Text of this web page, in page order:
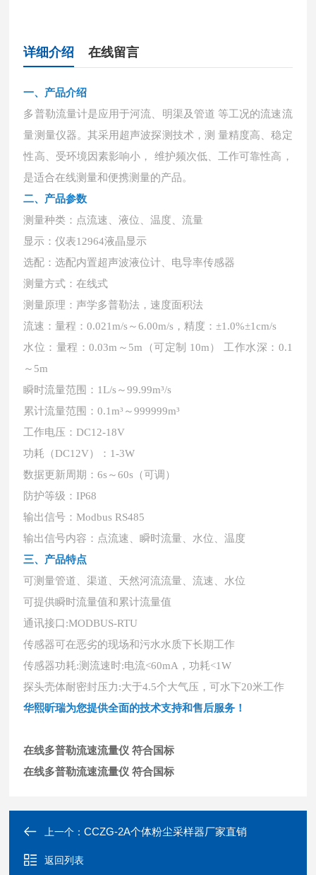
详细介绍 在线留言
一、产品介绍
多普勒流量计是应用于河流、明渠及管道 等工况的流速流
量测量仪器。其采用超声波探测技术，测 量精度高、稳定
性高、受环境因素影响小，
维护频次低、工作可靠性高，
是适合在线测量和便携测量的产品。
二、产品参数
测量种类：点流速、液位、温度、流量
显示：仪表12964液晶显示
选配：选配内置超声波液位计、电导率传感器
测量方式：在线式
测量原理：声学多普勒法，速度面积法
流速：量程：0.021m/s～6.00m/s，精度：±1.0%±1cm/s
水位：量程：0.03m～5m（可定制 10m） 工作水深：0.1
～5m
瞬时流量范围： 1L/s～99.99m³/s
累计流量范围：0.1m³～999999m³
工作电压：DC12-18V
功耗（DC12V）：1-3W
数据更新周期：6s～60s（可调）
防护等级： IP68
输出信号：Modbus RS485
输出信号内容：点流速、瞬时流量、水位、温度
三、产品特点
可测量管道、渠道、天然河流流量、流速、水位
可提供瞬时流量值和累计流量值
通讯接口 :MODBUS-RTU
传感器可在恶劣的现场和污水水质下长期工作
传感器功耗:测流速时:电流<60mA，功耗<1W
探头壳体耐密封压力:大于4.5个大气压，可水下20米工作
华熙昕瑞为您提供全面的技术支持和售后服务！
在线多普勒流速流量仪 符合国标
在线多普勒流速流量仪 符合国标
上一个：CCZG-2A个体粉尘采样器厂家直销
返回列表